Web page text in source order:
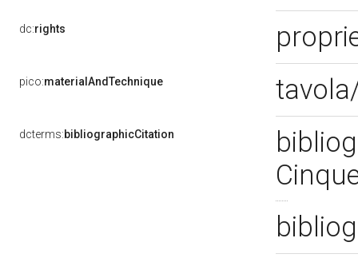
dc:rights
pico:materialAndTechnique
dcterms:bibliographicCitation